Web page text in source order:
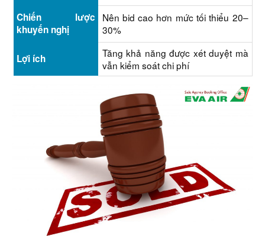
Chiến lược
khuyến nghị
Nên bid cao hơn mức tối thiểu 20–
30%
Lợi ích
Tăng khả năng được xét duyệt mà
vẫn kiểm soát chi phí